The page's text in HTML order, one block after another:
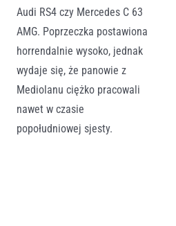
Audi RS4 czy Mercedes C 63
AMG. Poprzeczka postawiona
horrendalnie wysoko, jednak
wydaje się, że panowie z
Mediolanu ciężko pracowali
nawet w czasie
popołudniowej sjesty.